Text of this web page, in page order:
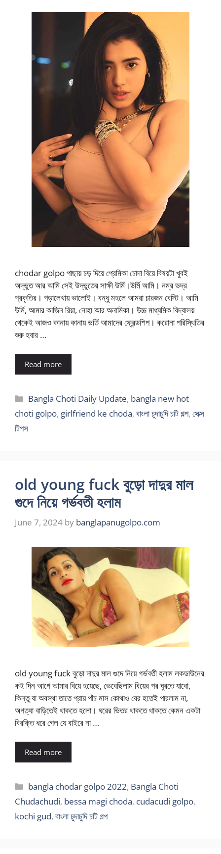
chodar golpo পাছায় চড় দিয়ে প্রেমিকা চোদা বিয়ে বিষয়টা খুবই
অদ্ভুত আর আমি সেই উদ্ভুতের সাক্ষী উর্মি।উর্মি আমি। নম্র ভদ্র
প্রকৃতির। পড়ালেখায় ভালোই। বন্ধু মহলে আমরা চারজন বেস্টি। আমি
উর্মি, আমার কাজিন রিয়া, নোহা আর অনামিকা। উচ্চ মাধ্যমিক বিদ্যালয়
থেকেই আজও কানায় কানায় ভর্তি আমাদের ফ্রেন্ডশিপ। করোনা পরিস্থিতির
শুরু হবার …
Read more
Categories
Bangla Choti Daily Update, bangla new hot
choti golpo, girlfriend ke choda, বাংলা চুদাচুদি চটি গল্প, সেক্স
টিপস
old young fuck বুড়ো দাদুর মাল
গুদে নিয়ে গর্ভবতী হলাম
June 7, 2024 by banglapanugolpo.com
old young fuck বুড়ো দাদুর মাল গুদে নিয়ে গর্ভবতী হলাম লকডাউনের
কই দিন আগে আমার বিয়ে হয়েছে, ভেবেছিলাম বিয়ের পর ঘুরতে যাবো,
কিন্তু যা অবস্থা তাতে প্রায় পাঁচ মাস কোথাও বের হতেই পারলাম না,
অগত্যা বাড়িতেই থাকতে হলো। ঘরের ভিতর থাকতে থাকতে কেমন একটা
বিরক্তি ধরে গেল যে বাইরে না …
Read more
Categories
bangla chodar golpo 2022, Bangla Choti
Chudachudi, bessa magi choda, cudacudi golpo,
kochi gud, বাংলা চুদাচুদি চটি গল্প